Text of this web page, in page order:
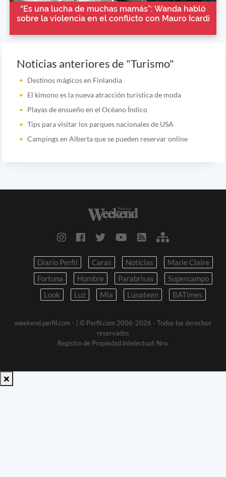
“Es una lucha de muchas mamás”: Wanda habló
sobre la violencia en el conflicto con Mauro Icardi
Noticias anteriores de "Turismo"
Destinos mágicos en Finlandia
El kimono es la nueva atracción turística de moda
Playas de ensueño en el Océano Índico
Tips para visitar los parques nacionales de USA
Campings en Alberta que se pueden reservar online
Diario Perfil Caras Noticias
Marie Claire
Fortuna
Hombre Parabrisas
Supercampo
Look
Luz Mia Lunateen BATimes
weekend.perfil.com -
| © Perfil.com 2006-2026 - Todos los derechos
reservados
Registro de Propiedad Intelectual: Nro.